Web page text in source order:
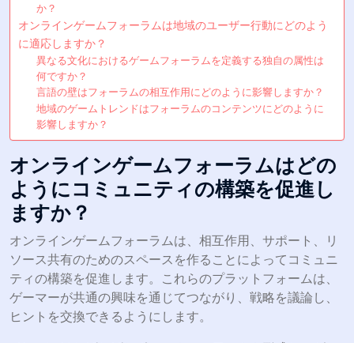
か？
オンラインゲームフォーラムは地域のユーザー行動にどのよう
に適応しますか？
異なる文化におけるゲームフォーラムを定義する独自の属性は
何ですか？
言語の壁はフォーラムの相互作用にどのように影響しますか？
地域のゲームトレンドはフォーラムのコンテンツにどのように
影響しますか？
オンラインゲームフォーラムはどの
ようにコミュニティの構築を促進し
ますか？
オンラインゲームフォーラムは、相互作用、サポート、リ
ソース共有のためのスペースを作ることによってコミュニ
ティの構築を促進します。これらのプラットフォームは、
ゲーマーが共通の興味を通じてつながり、戦略を議論し、
ヒントを交換できるようにします。